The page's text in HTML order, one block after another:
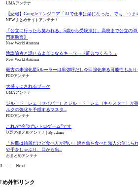
UMAアンテナ
【悲報】Googleエンジニア「AIで仕事は楽になった。でも、つま
NEWまとめサイトアンテナ！
「公立に行ったら笑われる」5歳から受験漬け。高校まで公立の
門家助言】
New World Antenna
陰謀論者と話せるようになるキーワード辞典つくろう→
New World Antenna
最古の未強化星5ルーラーは卑弥呼だし今回強化来る可能性もあり
FGOアンテナ
大盛りにされるブーケ
UMAアンテナ
ジル・ド・レェ（セイバー）とジル・ド・レェ（キャスター）が
ルクの強化を予感するマスタ...
FGOアンテナ
これが“今”の“レトロゲーム”です
話題のまとめアンテナ By admin
「お皿は綺麗だけど食べ方が汚い」焼き魚を食べた知人の信じ
や手をしゃぶり、口から出...
おまとめアンテナ
3 Next
め外部リンク